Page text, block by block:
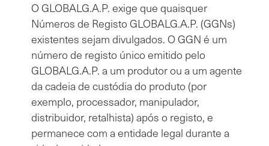
O GLOBALG.A.P. exige que quaisquer
Números de Registo GLOBALG.A.P. (GGNs)
existentes sejam divulgados. O GGN é um
número de registo único emitido pelo
GLOBALG.A.P. a um produtor ou a um agente
da cadeia de custódia do produto (por
exemplo, processador, manipulador,
distribuidor, retalhista) após o registo, e
permanece com a entidade legal durante a